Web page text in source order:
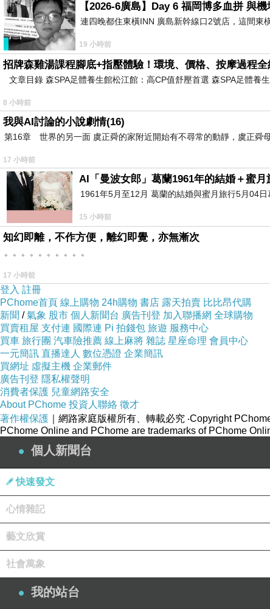
紙餐盒遇熱恐溶出塑膠微粒！譚敦
無毒教母譚敦慈在《健康零距離》中提醒，許
實際上卻未必如此。研究發現，紙餐具如紙杯
外，譚敦慈也提到，根據陽明交大的研究指出
塑膠微粒「入侵大腦」！恐與失智
塑膠微粒無聲無息進入人體，可能帶來的健康
奈米等級的塑膠碎片，不但容易被人體吸收，
牆」血腦屏障，進入腦部，引發神經發炎反應。
血腦屏障本該是保護大腦的重要防線，但塑膠
中，塑膠微粒含量竟比一般人高出5倍，讓外
活中應盡量減少塑膠製品使用，降低暴露風險
原始網站：
不是塑膠袋！專家示警：「1容器」加熱毒性暴增
【2026-6廣島】Day 6 福岡博多血拼 與
連四晚都住東橫INN 廣島新幹線口2號店，這間東
19 小時前
招牌森雞湯課程腳底+指壓體驗！環境、價格、按摩過程
文章目錄 森SPA足體養生館松江館：高CP值舒壓首選 森SPA足體養
8 小時前
我與AI討論的小說劇情(16)
第16章 世界的另一面 虞正舜的家附近開始有不尋常的動靜，虞正舜
17 小時前
AI「曼波女郎」葛蘭1961年的結婚＋蜜
1961年5月至12月 葛蘭的結婚與蜜月旅行5月04
15 小時前
知幻即離，不作方便，離幻即覺，亦無漸次
。。。。。。。。。。
17 小時前
登入 註冊
PChome首頁 線上購物 24h購物 書店 露天拍賣 比比昂代購
新聞 /氣象 股市 個人新聞台 廣告刊登 加入聯播網 全球購物
買賣租屋 支付連 國際連 Pi 拍錢包 旅遊 服務中心
買車 旅行團 汽車險推薦 線上麻將 雜誌 星座命理 會員中心
一元簡訊 直播達人 數位憑證 企業簡訊
買網址 虛擬主機 企業郵件
廣告刊登 隱私權聲明
消費者保護 兒童網路安全
About PChome 投資人聯絡 徵才
著作權保護 ｜網路家庭版權所有、轉載必究 ‧Copyright
PChome Online and PChome are trademarks of PChome
個人新聞台
快速發文
心情雜記
藝文欣賞
社會萬象
我的站台